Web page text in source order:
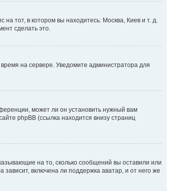
тот, в котором вы находитесь: Москва, Киев и т. д.
сделать это.
на сервере. Уведомите администратора для
может ли он установить нужный вам
phpBB (ссылка находится внизу страниц
на то, сколько сообщений вы оставили или
включена ли поддержка аватар, и от него же